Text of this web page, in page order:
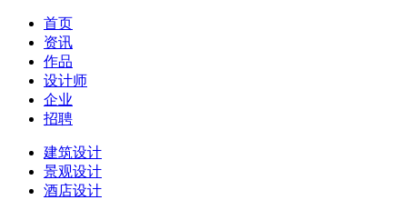
首页
资讯
作品
设计师
企业
招聘
建筑设计
景观设计
酒店设计